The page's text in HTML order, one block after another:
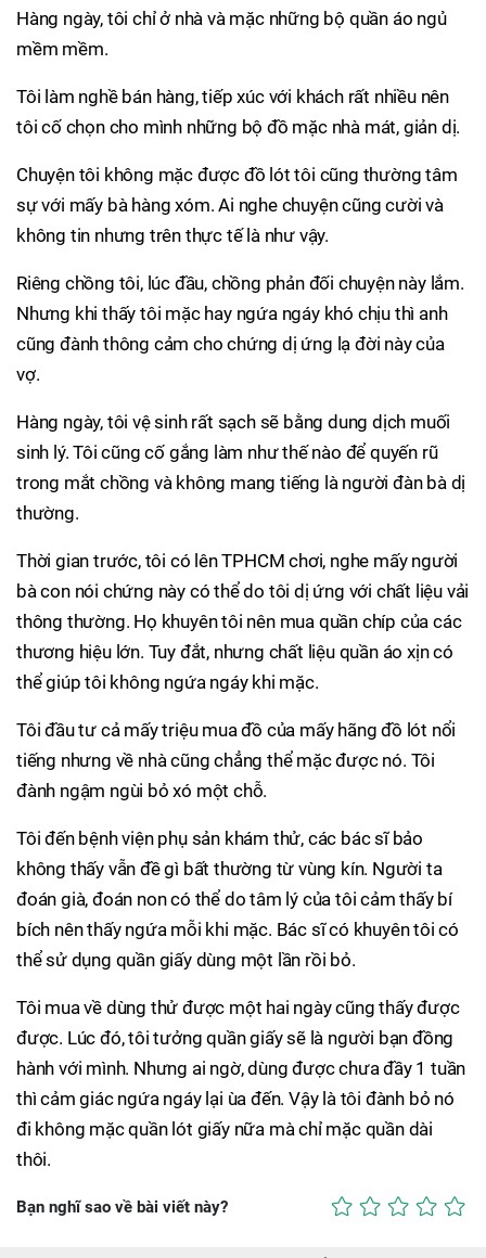
Hàng ngày, tôi chỉ ở nhà và mặc những bộ quần áo ngủ
mềm mềm.
Tôi làm nghề bán hàng, tiếp xúc với khách rất nhiều nên
tôi cố chọn cho mình những bộ đồ mặc nhà mát, giản dị.
Chuyện tôi không mặc được đồ lót tôi cũng thường tâm
sự với mấy bà hàng xóm. Ai nghe chuyện cũng cười và
không tin nhưng trên thực tế là như vậy.
Riêng chồng tôi, lúc đầu, chồng phản đối chuyện này lắm.
Nhưng khi thấy tôi mặc hay ngứa ngáy khó chịu thì anh
cũng đành thông cảm cho chứng dị ứng lạ đời này của
vợ.
Hàng ngày, tôi vệ sinh rất sạch sẽ bằng dung dịch muối
sinh lý. Tôi cũng cố gắng làm như thế nào để quyến rũ
trong mắt chồng và không mang tiếng là người đàn bà dị
thường.
Thời gian trước, tôi có lên TPHCM chơi, nghe mấy người
bà con nói chứng này có thể do tôi dị ứng với chất liệu vải
thông thường. Họ khuyên tôi nên mua quần chíp của các
thương hiệu lớn. Tuy đắt, nhưng chất liệu quần áo xịn có
thể giúp tôi không ngứa ngáy khi mặc.
Tôi đầu tư cả mấy triệu mua đồ của mấy hãng đồ lót nổi
tiếng nhưng về nhà cũng chẳng thể mặc được nó. Tôi
đành ngậm ngùi bỏ xó một chỗ.
Tôi đến bệnh viện phụ sản khám thử, các bác sĩ bảo
không thấy vẫn đề gì bất thường từ vùng kín. Người ta
đoán già, đoán non có thể do tâm lý của tôi cảm thấy bí
bích nên thấy ngứa mỗi khi mặc. Bác sĩ có khuyên tôi có
thể sử dụng quần giấy dùng một lần rồi bỏ.
Tôi mua về dùng thử được một hai ngày cũng thấy được
được. Lúc đó, tôi tưởng quần giấy sẽ là người bạn đồng
hành với mình. Nhưng ai ngờ, dùng được chưa đầy 1 tuần
thì cảm giác ngứa ngáy lại ùa đến. Vậy là tôi đành bỏ nó
đi không mặc quần lót giấy nữa mà chỉ mặc quần dài
thôi.
Bạn nghĩ sao về bài viết này?